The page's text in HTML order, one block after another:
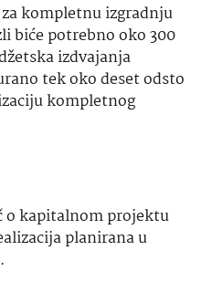
kompletnu izgradnju
biće potrebno oko 300
izdvajanja
tek oko deset odsto
kompletnog
o kapitalnom projektu
planirana u